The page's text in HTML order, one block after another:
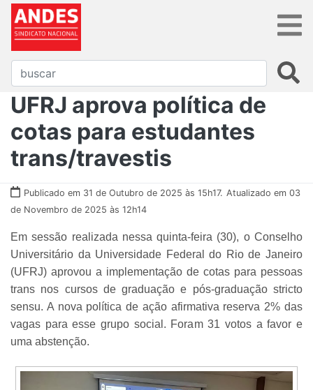
UFRJ aprova política de
cotas para estudantes
trans/travestis
Publicado em 31 de Outubro de 2025 às 15h17. Atualizado em 03
de Novembro de 2025 às 12h14
Em sessão realizada nessa quinta-feira (30), o Conselho
Universitário da Universidade Federal do Rio de Janeiro
(UFRJ) aprovou a implementação de cotas para pessoas
trans nos cursos de graduação e pós-graduação stricto
sensu. A nova política de ação afirmativa reserva 2% das
vagas para esse grupo social. Foram 31 votos a favor e
uma abstenção.